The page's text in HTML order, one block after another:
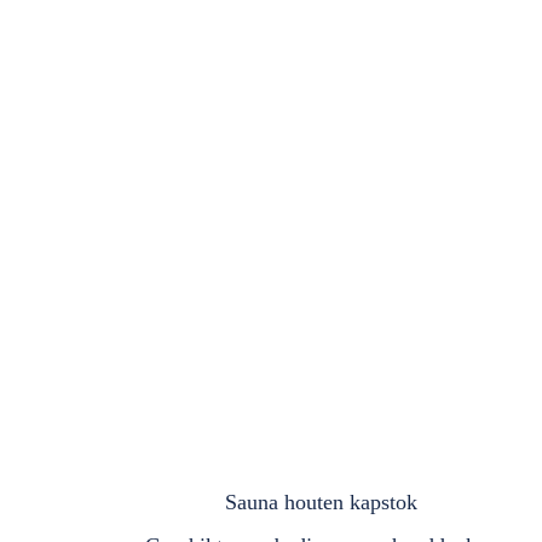
Sauna houten kapstok